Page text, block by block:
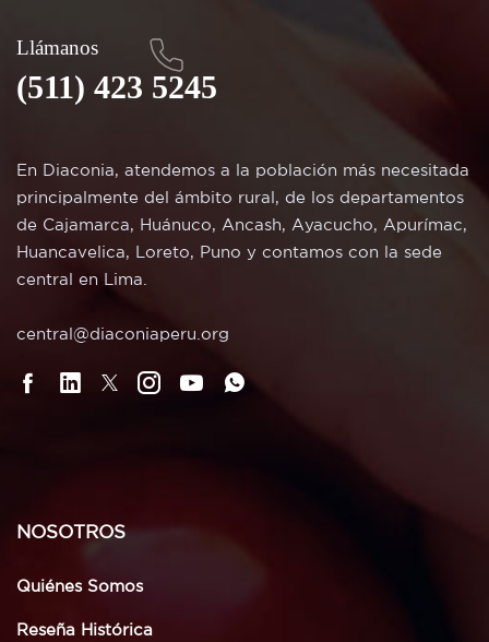
Llámanos
(511) 423 5245
En Diaconia, atendemos a la población más necesitada
principalmente del ámbito rural, de los departamentos
de Cajamarca, Huánuco, Ancash, Ayacucho, Apurímac,
Huancavelica, Loreto, Puno y contamos con la sede
central en Lima.
central@diaconiaperu.org
NOSOTROS
Quiénes Somos
Reseña Histórica